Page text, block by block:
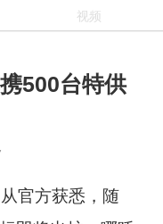
视频
500台特供
官方获悉，随